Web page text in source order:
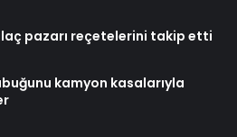
pazarı reçetelerini takip etti
kamyon kasalarıyla